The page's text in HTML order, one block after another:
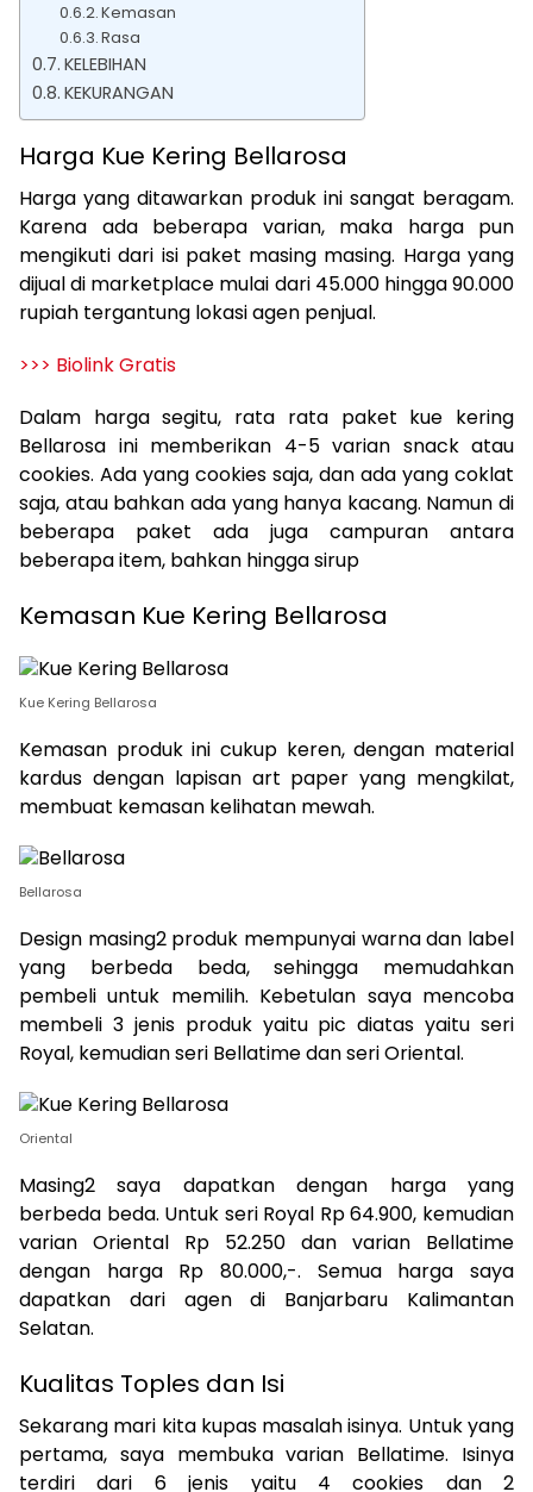
Kemasan
Rasa
KELEBIHAN
KEKURANGAN
Harga Kue Kering Bellarosa
Harga yang ditawarkan produk ini sangat beragam.
Karena ada beberapa varian, maka harga pun
mengikuti dari isi paket masing masing. Harga yang
dijual di marketplace mulai dari 45.000 hingga 90.000
rupiah tergantung lokasi agen penjual.
>>> Biolink Gratis
Dalam harga segitu, rata rata paket kue kering
Bellarosa ini memberikan 4-5 varian snack atau
cookies. Ada yang cookies saja, dan ada yang coklat
saja, atau bahkan ada yang hanya kacang. Namun di
beberapa paket ada juga campuran antara
beberapa item, bahkan hingga sirup
Kemasan Kue Kering Bellarosa
Kue Kering Bellarosa
Kemasan produk ini cukup keren, dengan material
kardus dengan lapisan art paper yang mengkilat,
membuat kemasan kelihatan mewah.
Bellarosa
Design masing2 produk mempunyai warna dan label
yang berbeda beda, sehingga memudahkan
pembeli untuk memilih. Kebetulan saya mencoba
membeli 3 jenis produk yaitu pic diatas yaitu seri
Royal, kemudian seri Bellatime dan seri Oriental.
Oriental
Masing2 saya dapatkan dengan harga yang
berbeda beda. Untuk seri Royal Rp 64.900, kemudian
varian Oriental Rp 52.250 dan varian Bellatime
dengan harga Rp 80.000,-. Semua harga saya
dapatkan dari agen di Banjarbaru Kalimantan
Selatan.
Kualitas Toples dan Isi
Sekarang mari kita kupas masalah isinya. Untuk yang
pertama, saya membuka varian Bellatime. Isinya
terdiri dari 6 jenis yaitu 4 cookies dan 2